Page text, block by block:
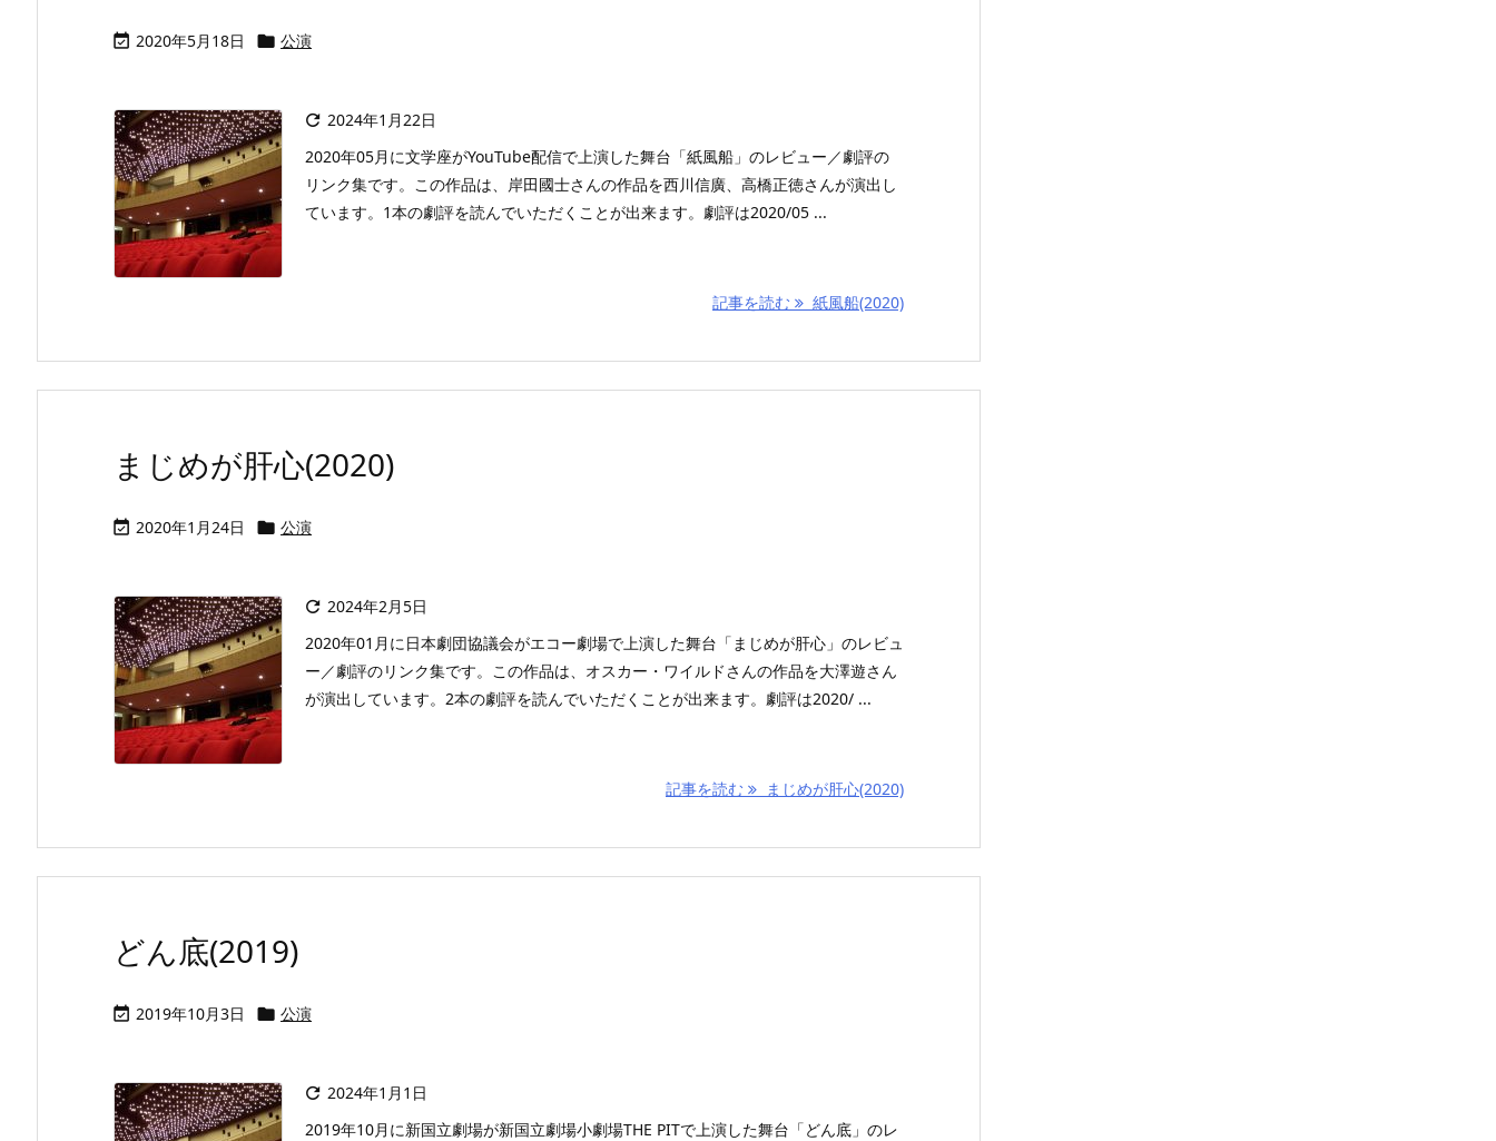
 2020年5月18日  公演
 2024年1月22日
2020年05月に文学座がYouTube配信で上演した舞台「紙風船」のレビュー／劇評の
リンク集です。この作品は、岸田國士さんの作品を西川信廣、高橋正徳さんが演出し
ています。1本の劇評を読んでいただくことが出来ます。劇評は2020/05 ...
記事を読む 紙風船(2020)
まじめが肝心(2020)
 2020年1月24日  公演
 2024年2月5日
2020年01月に日本劇団協議会がエコー劇場で上演した舞台「まじめが肝心」のレビュ
ー／劇評のリンク集です。この作品は、オスカー・ワイルドさんの作品を大澤遊さん
が演出しています。2本の劇評を読んでいただくことが出来ます。劇評は2020/ ...
記事を読む まじめが肝心(2020)
どん底(2019)
 2019年10月3日  公演
 2024年1月1日
2019年10月に新国立劇場が新国立劇場小劇場THE PITで上演した舞台「どん底」のレ